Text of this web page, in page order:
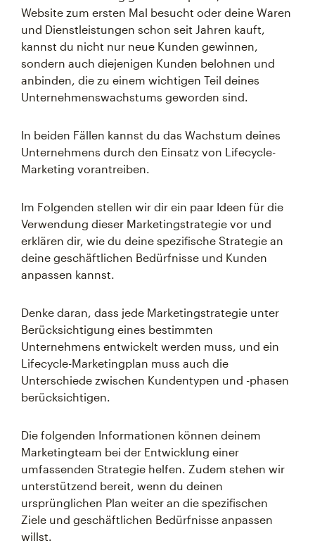
Website zum ersten Mal besucht oder deine Waren
und Dienstleistungen schon seit Jahren kauft,
kannst du nicht nur neue Kunden gewinnen,
sondern auch diejenigen Kunden belohnen und
anbinden, die zu einem wichtigen Teil deines
Unternehmenswachstums geworden sind.
In beiden Fällen kannst du das Wachstum deines
Unternehmens durch den Einsatz von Lifecycle-
Marketing vorantreiben.
Im Folgenden stellen wir dir ein paar Ideen für die
Verwendung dieser Marketingstrategie vor und
erklären dir, wie du deine spezifische Strategie an
deine geschäftlichen Bedürfnisse und Kunden
anpassen kannst.
Denke daran, dass jede Marketingstrategie unter
Berücksichtigung eines bestimmten
Unternehmens entwickelt werden muss, und ein
Lifecycle-Marketingplan muss auch die
Unterschiede zwischen Kundentypen und -phasen
berücksichtigen.
Die folgenden Informationen können deinem
Marketingteam bei der Entwicklung einer
umfassenden Strategie helfen. Zudem stehen wir
unterstützend bereit, wenn du deinen
ursprünglichen Plan weiter an die spezifischen
Ziele und geschäftlichen Bedürfnisse anpassen
willst.